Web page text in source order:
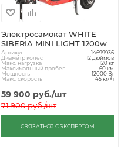
Электросамокат WHITE
SIBERIA MINI LIGHT 1200w
Артикул 14699936
Диаметр колес 12 дюймов
Макс. нагрузка 120 кг
Максимальный пробег 60 км
Мощность 12000 Вт
Макс. скорость 45 км/ч
59 900 руб./шт
71 900руб./шт
СВЯЗАТЬСЯ С ЭКСПЕРТОМ